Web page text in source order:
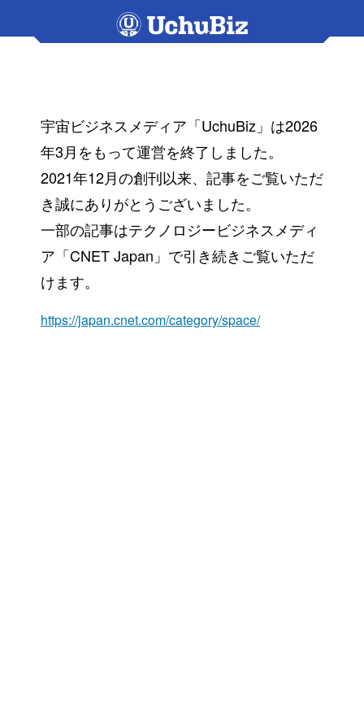
宇宙ビジネスメディア「UchuBiz」は2026
年3月をもって運営を終了しました。
2021年12月の創刊以来、記事をご覧いただ
き誠にありがとうございました。
一部の記事はテクノロジービジネスメディ
ア「CNET Japan」で引き続きご覧いただ
けます。
https://japan.cnet.com/category/space/